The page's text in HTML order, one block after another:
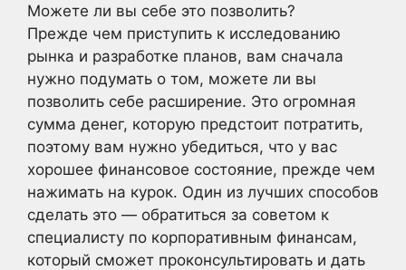
Можете ли вы себе это позволить?
Прежде чем приступить к исследованию
рынка и разработке планов, вам сначала
нужно подумать о том, можете ли вы
позволить себе расширение. Это огромная
сумма денег, которую предстоит потратить,
поэтому вам нужно убедиться, что у вас
хорошее финансовое состояние, прежде чем
нажимать на курок. Один из лучших способов
сделать это — обратиться за советом к
специалисту по корпоративным финансам,
который сможет проконсультировать и дать